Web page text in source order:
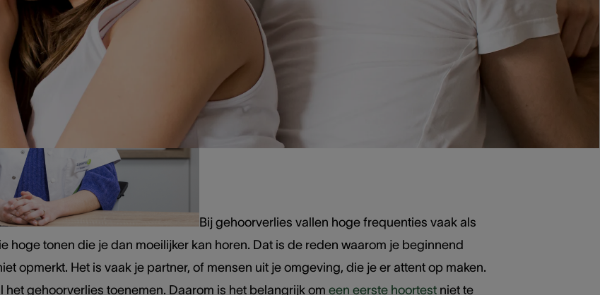
Bij gehoorverlies vallen hoge frequenties vaak als
hoge tonen die je dan moeilijker kan horen. Dat is de reden waarom je beginnend
opmerkt. Het is vaak je partner, of mensen uit je omgeving, die je er attent op maken.
het gehoorverlies toenemen. Daarom is het belangrijk om een eerste hoortestniet te